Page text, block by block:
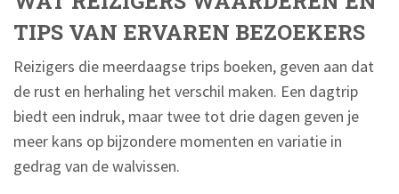
TIPS VAN ERVAREN BEZOEKERS
Reizigers die meerdaagse trips boeken, geven aan dat
de rust en herhaling het verschil maken. Een dagtrip
biedt een indruk, maar twee tot drie dagen geven je
meer kans op bijzondere momenten en variatie in
gedrag van de walvissen.